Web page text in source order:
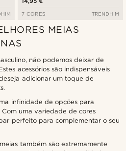
7 CORES TRENDHIM
MEIAS
não podemos deixar de
acessórios são indispensáveis
adicionar um toque de
infinidade de opções para
Com uma variedade de cores
perfeito para complementar o seu
também são extremamente